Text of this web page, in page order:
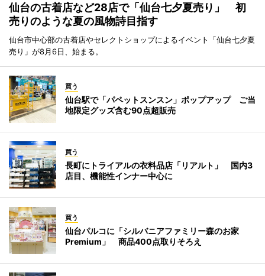
仙台の古着店など28店で「仙台七夕夏売り」 初
売りのような夏の風物詩目指す
仙台市中心部の古着店やセレクトショップによるイベント「仙台七夕夏
売り」が8月6日、始まる。
買う
仙台駅で「パペットスンスン」ポップアップ ご当
地限定グッズ含む90点超販売
買う
長町にトライアルの衣料品店「リアルト」 国内3
店目、機能性インナー中心に
買う
仙台パルコに「シルバニアファミリー森のお家
Premium」 商品400点取りそろえ